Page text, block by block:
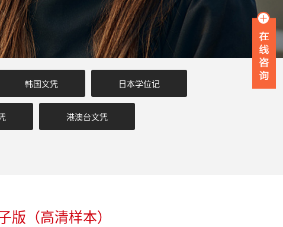
韩国文凭 日本学位记
港澳台文凭
版（高清样本）